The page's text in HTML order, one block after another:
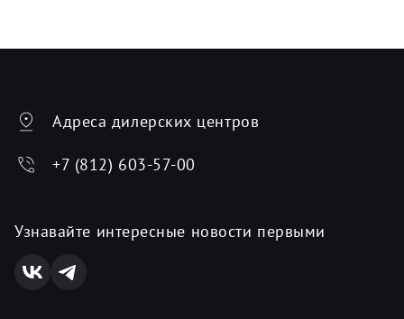
Адреса дилерских центров
+7 (812) 603-57-00
Узнавайте интересные новости первыми